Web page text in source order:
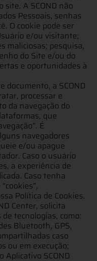
A SCOND não
Pessoais, senhas
O cookie pode ser
e/ou visitante;
maliciosas; pesquisa,
do Site e/ou do
e oportunidades à
documento, a SCOND
processar e
da navegação do
que
É
navegadores
e/ou apague
Caso o usuário
a experiência de
Caso tenha
Política de Cookies.
Center, solicita
tecnologias, como:
Bluetooth, GPS,
caso
ou em execução;
Aplicativo SCOND